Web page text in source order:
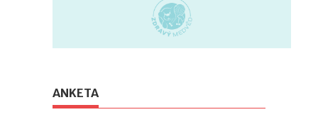
ANKETA